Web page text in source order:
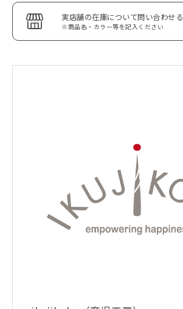
実店舗の在庫について問い合わせる
※商品名・カラー等を記入ください